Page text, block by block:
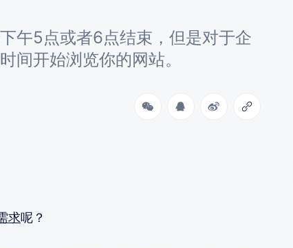
午5点或者6点结束，但是对于企
间开始浏览你的网站。
求呢？